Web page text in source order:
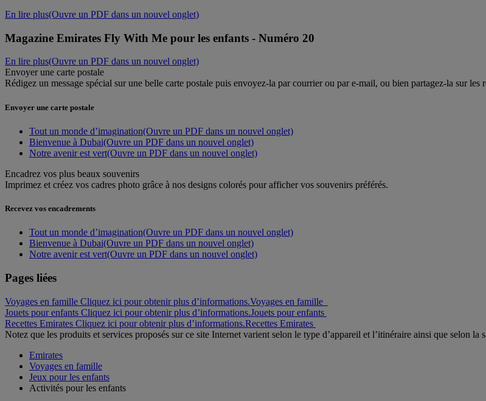
En lire plus(Ouvre un PDF dans un nouvel onglet)
Magazine Emirates Fly With Me pour les enfants - Numéro 20
En lire plus(Ouvre un PDF dans un nouvel onglet)
Envoyer une carte postale
Rédigez un message spécial sur une belle carte postale puis envoyez-la par courrier ou par e-mail, ou bien partagez-la sur
Envoyer une carte postale
Tout un monde d’imagination(Ouvre un PDF dans un nouvel onglet)
Bienvenue à Dubai(Ouvre un PDF dans un nouvel onglet)
Notre avenir est vert(Ouvre un PDF dans un nouvel onglet)
Encadrez vos plus beaux souvenirs
Imprimez et créez vos cadres photo grâce à nos designs colorés pour afficher vos souvenirs préférés.
Recevez vos encadrements
Tout un monde d’imagination(Ouvre un PDF dans un nouvel onglet)
Bienvenue à Dubai(Ouvre un PDF dans un nouvel onglet)
Notre avenir est vert(Ouvre un PDF dans un nouvel onglet)
Pages liées
Voyages en famille Cliquez ici pour obtenir plus d’informations.Voyages en famille
Jouets pour enfants Cliquez ici pour obtenir plus d’informations.Jouets pour enfants
Recettes Emirates Cliquez ici pour obtenir plus d’informations.Recettes Emirates
Notez que les produits et services proposés sur ce site Internet varient selon le type d’appareil et l’itinéraire ainsi que selon la
Emirates
Voyages en famille
Jeux pour les enfants
Activités pour les enfants